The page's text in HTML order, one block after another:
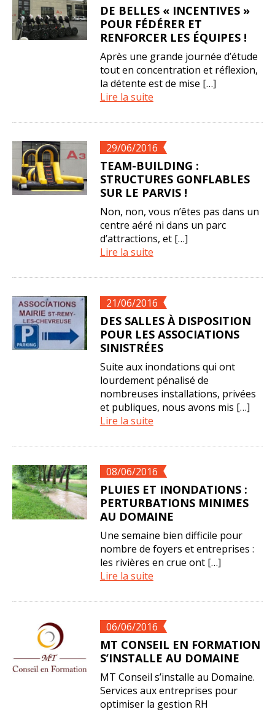
DE BELLES « INCENTIVES »
POUR FÉDÉRER ET
RENFORCER LES ÉQUIPES !
Après une grande journée d’étude
tout en concentration et réflexion,
la détente est de mise […]
Lire la suite
29/06/2016
TEAM-BUILDING :
STRUCTURES GONFLABLES
SUR LE PARVIS !
Non, non, vous n’êtes pas dans un
centre aéré ni dans un parc
d’attractions, et […]
Lire la suite
21/06/2016
DES SALLES À DISPOSITION
POUR LES ASSOCIATIONS
SINISTRÉES
Suite aux inondations qui ont
lourdement pénalisé de
nombreuses installations, privées
et publiques, nous avons mis […]
Lire la suite
08/06/2016
PLUIES ET INONDATIONS :
PERTURBATIONS MINIMES
AU DOMAINE
Une semaine bien difficile pour
nombre de foyers et entreprises :
les rivières en crue ont […]
Lire la suite
06/06/2016
MT CONSEIL EN FORMATION
S’INSTALLE AU DOMAINE
MT Conseil s’installe au Domaine.
Services aux entreprises pour
optimiser la gestion RH